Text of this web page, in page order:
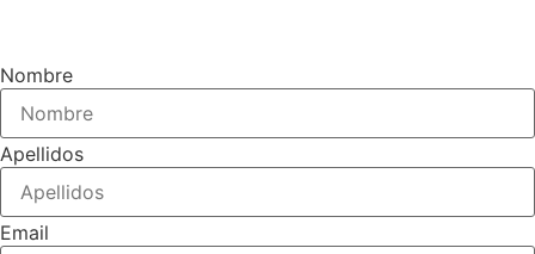
Nombre
Apellidos
Email